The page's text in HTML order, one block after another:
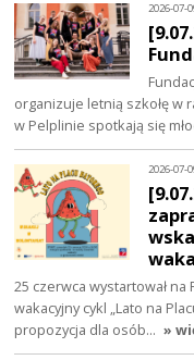
2026-07-
organizuje letnią szkołę w
w Pelplinie spotkają się
2026-07-
25 czerwca wystartował
wakacyjny cykl „Lato na
propozycja dla osób… »